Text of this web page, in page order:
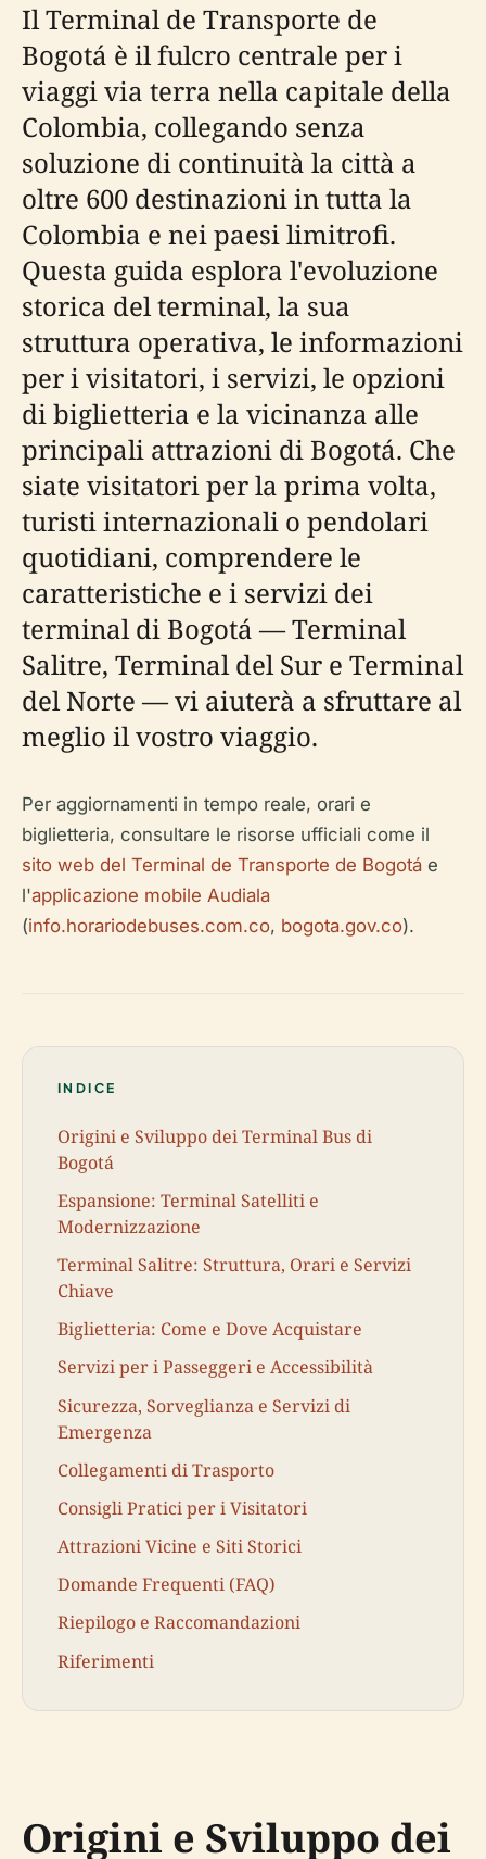
Il Terminal de Transporte de
Bogotá è il fulcro centrale per i
viaggi via terra nella capitale della
Colombia, collegando senza
soluzione di continuità la città a
oltre 600 destinazioni in tutta la
Colombia e nei paesi limitrofi.
Questa guida esplora l'evoluzione
storica del terminal, la sua
struttura operativa, le informazioni
per i visitatori, i servizi, le opzioni
di biglietteria e la vicinanza alle
principali attrazioni di Bogotá. Che
siate visitatori per la prima volta,
turisti internazionali o pendolari
quotidiani, comprendere le
caratteristiche e i servizi dei
terminal di Bogotá — Terminal
Salitre, Terminal del Sur e Terminal
del Norte — vi aiuterà a sfruttare al
meglio il vostro viaggio.
Per aggiornamenti in tempo reale, orari e
biglietteria, consultare le risorse ufficiali come il
sito web del Terminal de Transporte de Bogotá e
l'applicazione mobile Audiala
(info.horariodebuses.com.co, bogota.gov.co).
INDICE
Origini e Sviluppo dei Terminal Bus di
Bogotá
Espansione: Terminal Satelliti e
Modernizzazione
Terminal Salitre: Struttura, Orari e Servizi
Chiave
Biglietteria: Come e Dove Acquistare
Servizi per i Passeggeri e Accessibilità
Sicurezza, Sorveglianza e Servizi di
Emergenza
Collegamenti di Trasporto
Consigli Pratici per i Visitatori
Attrazioni Vicine e Siti Storici
Domande Frequenti (FAQ)
Riepilogo e Raccomandazioni
Riferimenti
Origini e Sviluppo dei